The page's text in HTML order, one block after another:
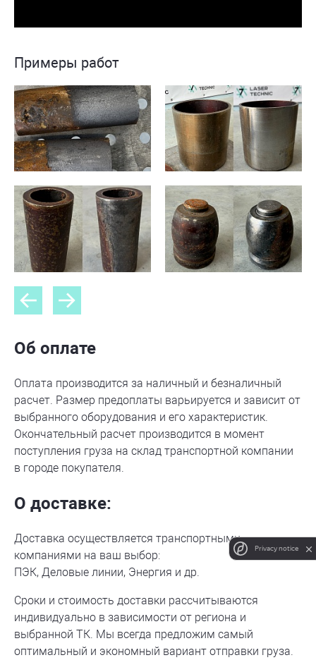
Примеры работ
Об оплате
Оплата производится за наличный и безналичный
расчет. Размер предоплаты варьируется и зависит от
выбранного оборудования и его характеристик.
Окончательный расчет производится в момент
поступления груза на склад транспортной компании
в городе покупателя.
О доставке:
Доставка осуществляется транспортными
компаниями на ваш выбор:
ПЭК, Деловые линии, Энергия и др.
Сроки и стоимость доставки рассчитываются
индивидуально в зависимости от региона и
выбранной ТК. Мы всегда предложим самый
оптимальный и экономный вариант отправки груза.
Privacy notice